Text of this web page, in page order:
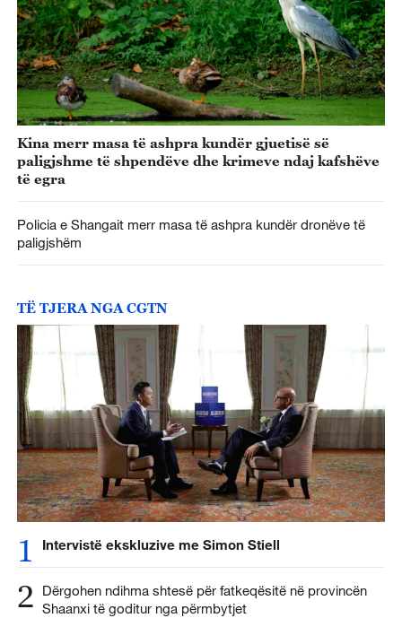
Kina merr masa të ashpra kundër gjuetisë së
paligjshme të shpendëve dhe krimeve ndaj kafshëve
të egra
Policia e Shangait merr masa të ashpra kundër dronëve të
paligjshëm
TË TJERA NGA CGTN
1 Intervistë ekskluzive me Simon Stiell
2
Dërgohen ndihma shtesë për fatkeqësitë në provincën
Shaanxi të goditur nga përmbytjet